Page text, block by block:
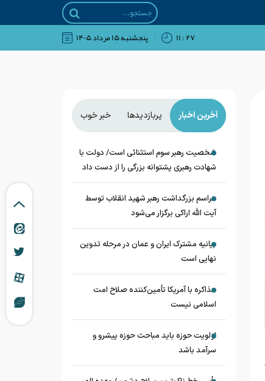
۲۷ : ۱۱ پنجشنبه ۱۵ مرداد ۱۴۰۵
آخرین اخبار پربازدیدها خبر خوب
شخصیت رهبر سوم استثنائی است/ دولت با
شهادت رهبری پشتوانه بزرگی را از دست داد
مراسم بزرگداشت رهبر شهید انقلاب توسط
آیت الله اراکی برگزار می‌شود
بیانیه مشترک ایران و عمان در مرحله تدوین
نهایی است
مذاکره با آمریکا تأمین‌کننده صلاح امت
اسلامی نیست
اولویت حوزه باید مباحث حوزه پیشرو و
سرآمد باشد